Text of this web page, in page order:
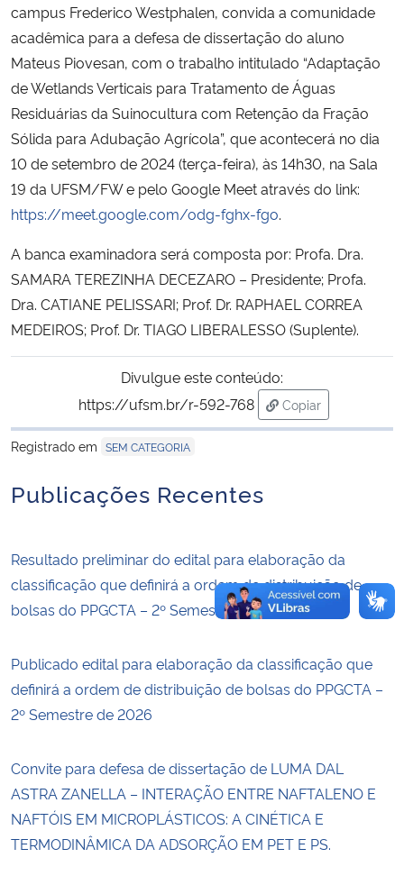
Banco Central do Brasil
Planalto
campus Frederico Westphalen, convida a comunidade
acadêmica para a defesa de dissertação do aluno
Mateus Piovesan, com o trabalho intitulado “Adaptação
de Wetlands Verticais para Tratamento de Águas
Residuárias da Suinocultura com Retenção da Fração
Sólida para Adubação Agrícola”, que acontecerá no dia
10 de setembro de 2024 (terça-feira), às 14h30, na Sala
19 da UFSM/FW e pelo Google Meet através do link:
https://meet.google.com/odg-fghx-fgo.
A banca examinadora será composta por: Profa. Dra.
SAMARA TEREZINHA DECEZARO – Presidente; Profa.
Dra. CATIANE PELISSARI; Prof. Dr. RAPHAEL CORREA
MEDEIROS; Prof. Dr. TIAGO LIBERALESSO (Suplente).
Divulgue este conteúdo:
https://ufsm.br/r-592-768
Copiar
para área de
Registrado em SEM CATEGORIA
Publicações Recentes
Resultado preliminar do edital para elaboração da
classificação que definirá a ordem de distribuição de
bolsas do PPGCTA – 2º Semestre de 2026
Publicado edital para elaboração da classificação que
definirá a ordem de distribuição de bolsas do PPGCTA –
2º Semestre de 2026
Convite para defesa de dissertação de LUMA DAL
ASTRA ZANELLA – INTERAÇÃO ENTRE NAFTALENO E
NAFTÓIS EM MICROPLÁSTICOS: A CINÉTICA E
TERMODINÂMICA DA ADSORÇÃO EM PET E PS.